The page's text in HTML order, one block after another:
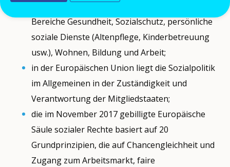
Bereiche Gesundheit, Sozialschutz, persönliche
soziale Dienste (Altenpflege, Kinderbetreuung
usw.), Wohnen, Bildung und Arbeit;
in der Europäischen Union liegt die Sozialpolitik
im Allgemeinen in der Zuständigkeit und
Verantwortung der Mitgliedstaaten;
die im November 2017 gebilligte Europäische
Säule sozialer Rechte basiert auf 20
Grundprinzipien, die auf Chancengleichheit und
Zugang zum Arbeitsmarkt, faire